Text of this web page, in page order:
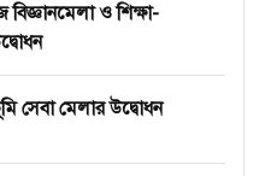
ও শিক্ষা-
সেবা মেলার উদ্বোধন